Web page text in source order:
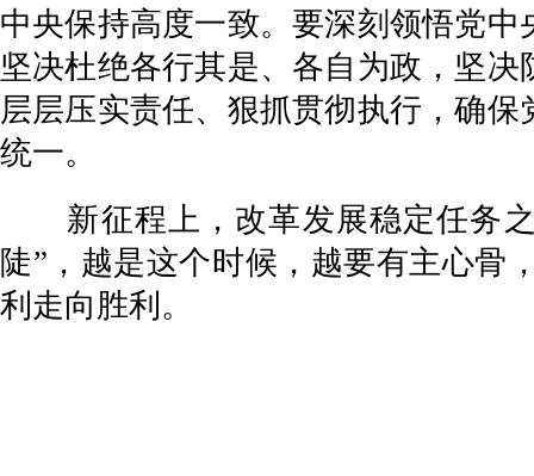
中央保持高度一致。要深刻领悟党
坚决杜绝各行其是、各自为政，坚
层层压实责任、狠抓贯彻执行，确
统一。
新征程上，改革发展稳定任务之
陡”，越是这个时候，越要有主心骨
利走向胜利。